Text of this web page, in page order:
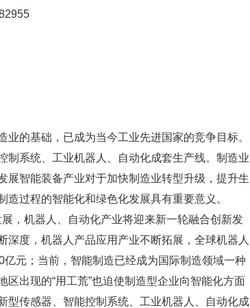
的基础，已成为当今工业先进国家的竞争目标。
制系统、工业机器人、自动化成套生产线。制造业
展智能装备产业对于加快制造业转型升级，提升生
过程的智能化和绿色化发展具有重要意义。
，机器人、自动化产业将迎来新一轮融合创新发
度，机器人产品应用产业不断拓展，全球机器人
元；当前，智能制造已经成为国际制造领域一种
出现的“用工荒”也迫使制造型企业向智能化方面
型传感器、智能控制系统、工业机器人、自动化成